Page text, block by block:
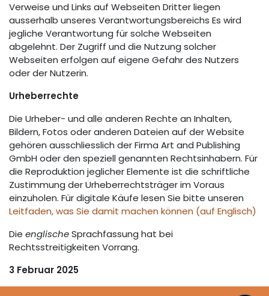
Verweise und Links auf Webseiten Dritter liegen
ausserhalb unseres Verantwortungsbereichs Es wird
jegliche Verantwortung für solche Webseiten
abgelehnt. Der Zugriff und die Nutzung solcher
Webseiten erfolgen auf eigene Gefahr des Nutzers
oder der Nutzerin.
Urheberrechte
Die Urheber- und alle anderen Rechte an Inhalten,
Bildern, Fotos oder anderen Dateien auf der Website
gehören ausschliesslich der Firma Art and Publishing
GmbH oder den speziell genannten Rechtsinhabern. Für
die Reproduktion jeglicher Elemente ist die schriftliche
Zustimmung der Urheberrechtsträger im Voraus
einzuholen. Für digitale Käufe lesen Sie bitte unseren
Leitfaden, was Sie damit machen können (auf Englisch)
Die englischeSprachfassung hat bei
Rechtsstreitigkeiten Vorrang.
3 Februar 2025